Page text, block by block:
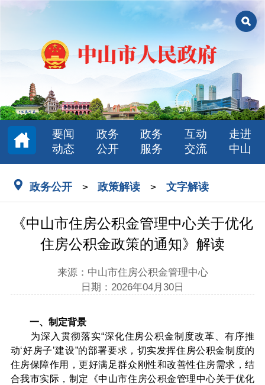
要闻
动态
政务
公开
政务
服务
互动
交流
走进
中山
政务公开 > 政策解读 > 文字解读
《中山市住房公积金管理中心关于优化
住房公积金政策的通知》解读
来源：中山市住房公积金管理中心
日期：2026年04月30日
一、制定背景
为深入贯彻落实“深化住房公积金制度改革、有序推
动‘好房子’建设”的部署要求，切实发挥住房公积金制度的
住房保障作用，更好满足群众刚性和改善性住房需求，结
合我市实际，制定《中山市住房公积金管理中心关于优化